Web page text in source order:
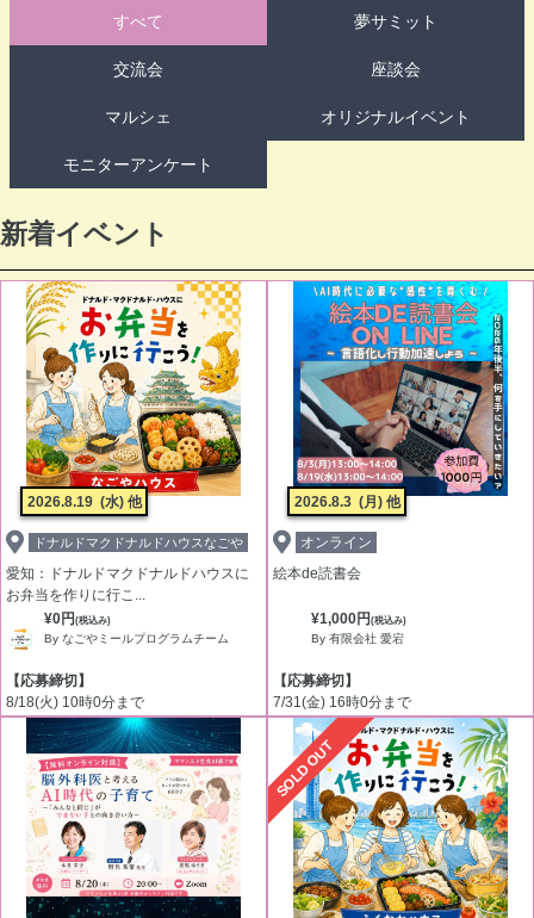
すべて 夢サミット
交流会 座談会
マルシェ オリジナルイベント
モニターアンケート
新着イベント
2026.8.19 (水) 他
ドナルドマクドナルドハウスなごや
愛知：ドナルドマクドナルドハウスに
お弁当を作りに行こ...
¥0円 (税込み)
By なごやミールプログラムチーム
【応募締切】
8/18(火) 10時0分まで
2026.8.3 (月) 他
オンライン
絵本de読書会
¥1,000円 (税込み)
By 有限会社 愛宕
【応募締切】
7/31(金) 16時0分まで
SOLD OUT